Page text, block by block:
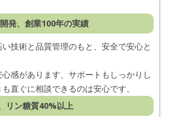
発、創業100年の実績
技術と品質管理のもと、安全で安心と
感があります、サポートもしっかりし
直ぐに相談できるのは安心です。
リン糖質40%以上